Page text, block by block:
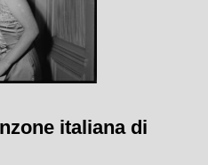
italiana di